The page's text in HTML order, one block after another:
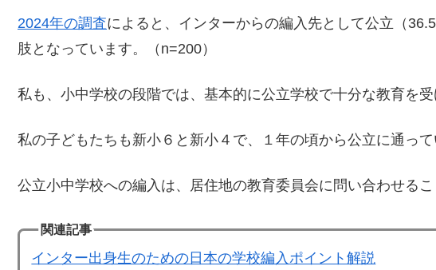
2024年の調査によると、インターからの編入先として公立（
肢となっています。（n=200）
私も、小中学校の段階では、基本的に公立学校で十分な教育を受
私の子どもたちも新小６と新小４で、１年の頃から公立に通って
公立小中学校への編入は、居住地の教育委員会に問い合わせるこ
関連記事
インター出身生のための日本の学校編入ポイント解説